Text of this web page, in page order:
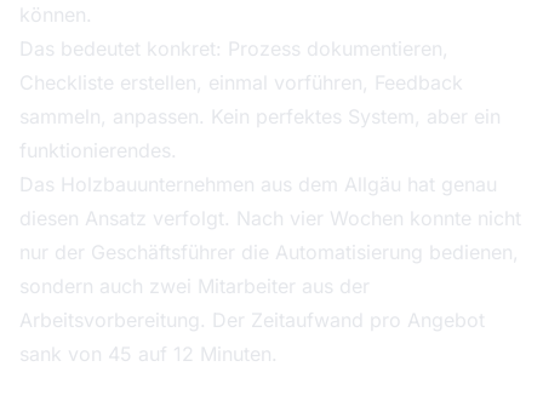
können.
Das bedeutet konkret: Prozess dokumentieren,
Checkliste erstellen, einmal vorführen, Feedback
sammeln, anpassen. Kein perfektes System, aber ein
funktionierendes.
Das Holzbauunternehmen aus dem Allgäu hat genau
diesen Ansatz verfolgt. Nach vier Wochen konnte nicht
nur der Geschäftsführer die Automatisierung bedienen,
sondern auch zwei Mitarbeiter aus der
Arbeitsvorbereitung. Der Zeitaufwand pro Angebot
sank von 45 auf 12 Minuten.